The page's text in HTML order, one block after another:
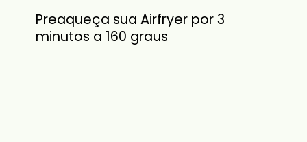
Preaqueça sua Airfryer por 3
minutos a 160 graus